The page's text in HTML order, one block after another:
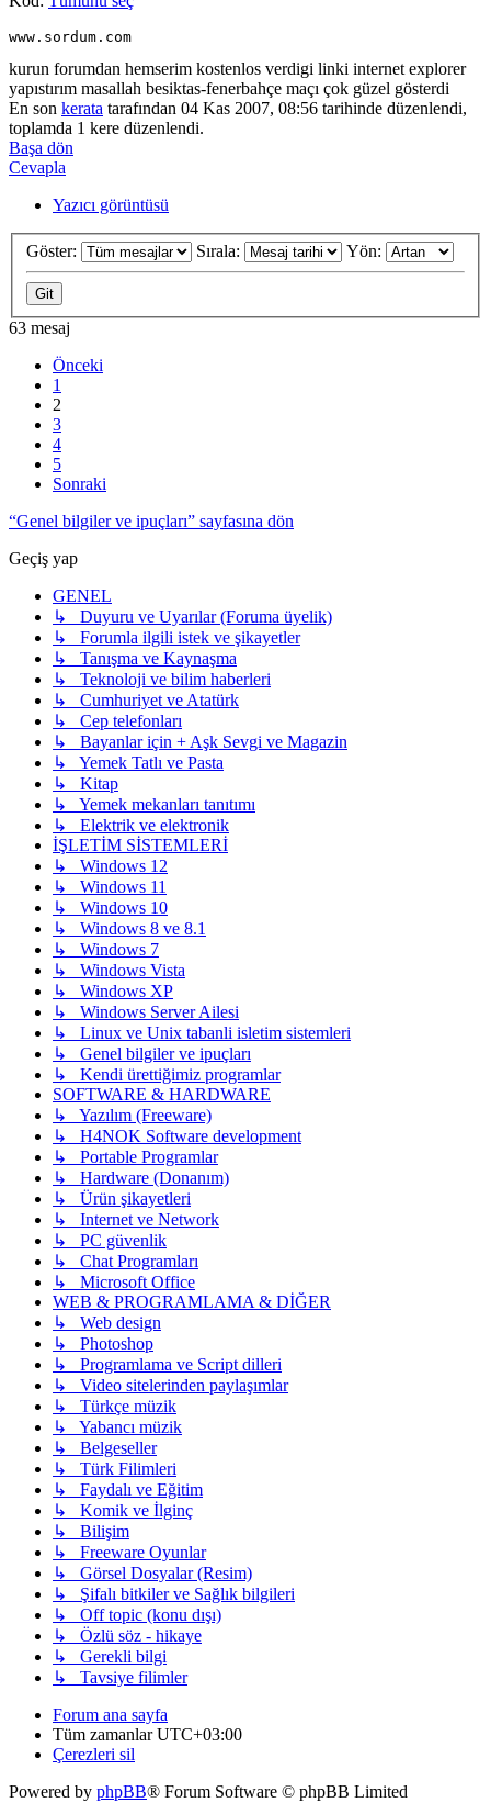
www.sordum.com
kurun forumdan hemserim kostenlos verdigi linki internet explorer
yapıstırım masallah besiktas-fenerbahçe maçı çok güzel gösterdi
En son kerata tarafından 04 Kas 2007, 08:56 tarihinde düzenlendi,
toplamda 1 kere düzenlendi.
Başa dön
Cevapla
Yazıcı görüntüsü
Göster: Sırala: Yön:
63 mesaj
Önceki
1
2
3
4
5
Sonraki
“Genel bilgiler ve ipuçları” sayfasına dön
Geçiş yap
GENEL
↳ Duyuru ve Uyarılar (Foruma üyelik)
↳ Forumla ilgili istek ve şikayetler
↳ Tanışma ve Kaynaşma
↳ Teknoloji ve bilim haberleri
↳ Cumhuriyet ve Atatürk
↳ Cep telefonları
↳ Bayanlar için + Aşk Sevgi ve Magazin
↳ Yemek Tatlı ve Pasta
↳ Kitap
↳ Yemek mekanları tanıtımı
↳ Elektrik ve elektronik
İŞLETİM SİSTEMLERİ
↳ Windows 12
↳ Windows 11
↳ Windows 10
↳ Windows 8 ve 8.1
↳ Windows 7
↳ Windows Vista
↳ Windows XP
↳ Windows Server Ailesi
↳ Linux ve Unix tabanli isletim sistemleri
↳ Genel bilgiler ve ipuçları
↳ Kendi ürettiğimiz programlar
SOFTWARE & HARDWARE
↳ Yazılım (Freeware)
↳ H4NOK Software development
↳ Portable Programlar
↳ Hardware (Donanım)
↳ Ürün şikayetleri
↳ Internet ve Network
↳ PC güvenlik
↳ Chat Programları
↳ Microsoft Office
WEB & PROGRAMLAMA & DİĞER
↳ Web design
↳ Photoshop
↳ Programlama ve Script dilleri
↳ Video sitelerinden paylaşımlar
↳ Türkçe müzik
↳ Yabancı müzik
↳ Belgeseller
↳ Türk Filimleri
↳ Faydalı ve Eğitim
↳ Komik ve İlginç
↳ Bilişim
↳ Freeware Oyunlar
↳ Görsel Dosyalar (Resim)
↳ Şifalı bitkiler ve Sağlık bilgileri
↳ Off topic (konu dışı)
↳ Özlü söz - hikaye
↳ Gerekli bilgi
↳ Tavsiye filimler
Forum ana sayfa
Tüm zamanlarUTC+03:00
Çerezleri sil
Powered by phpBB® Forum Software © phpBB Limited